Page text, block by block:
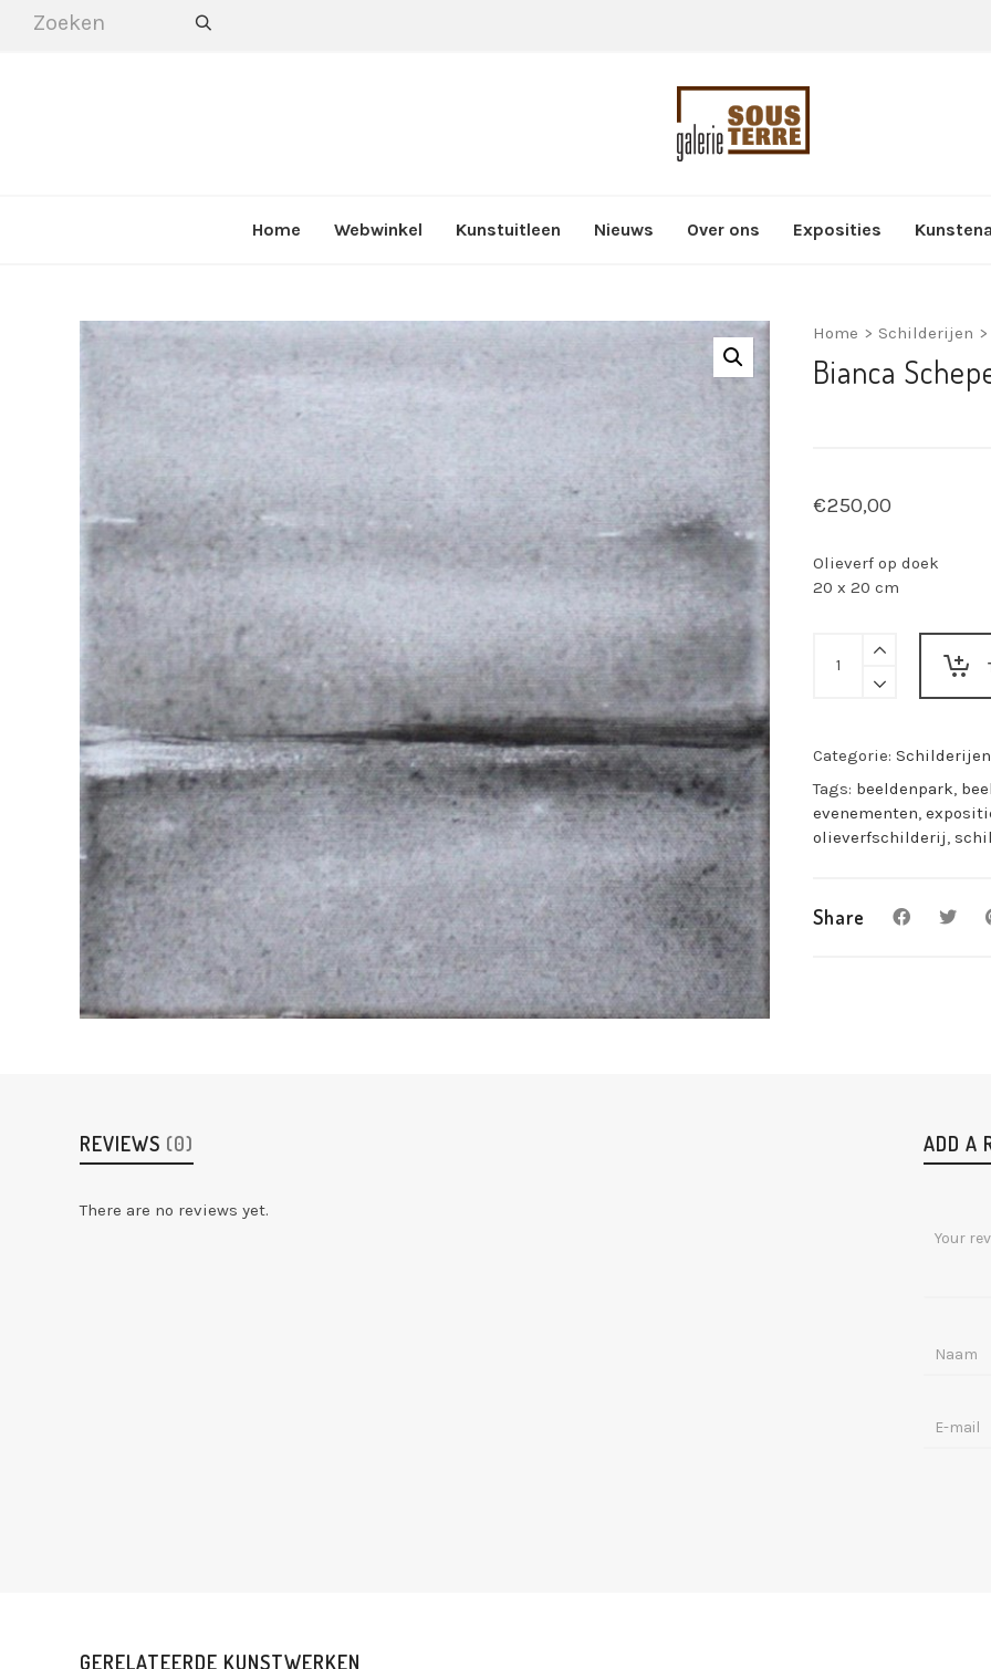
Home Webwinkel Kunstuitleen Nieuws Over ons Exposities
Home > Schilderijen >
Bianca
€250,00
Olieverf op doek
20 x 20 cm
Schepers-
quantity
Categorie: Schilderijen
Tags: beeldenpark,
evenementen,
olieverfschilderij,
Share
REVIEWS (0)
There are no reviews yet.
ADD A
GERELATEERDE KUNSTWERKEN